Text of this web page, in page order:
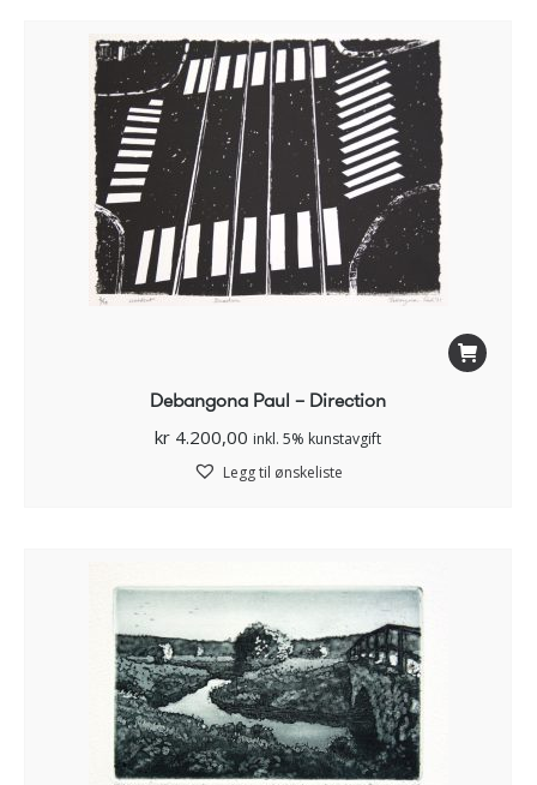
Debangona Paul – Direction
kr 4.200,00 inkl. 5% kunstavgift
Legg til ønskeliste